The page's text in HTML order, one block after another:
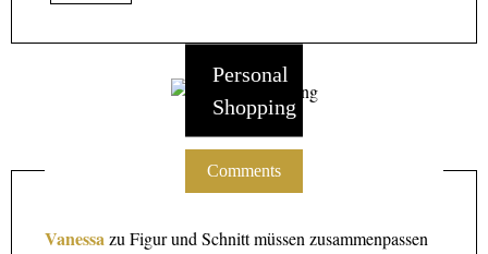
Personal
Shopping
Comments
Vanessazu Figur und Schnitt müssen zusammenpassen